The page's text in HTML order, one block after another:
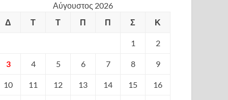
Αύγουστος 2026
Δ
Τ Τ Π Π Σ Κ
1 2
3 4 5 6 7 8 9
10 11 12 13 14 15 16